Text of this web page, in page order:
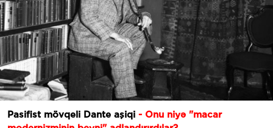
Pasifist mövqeli Dante aşiqi - Onu niyə "macar